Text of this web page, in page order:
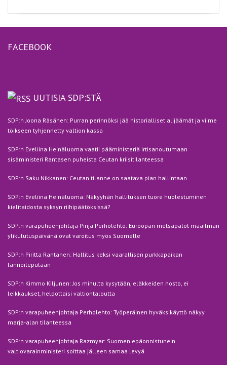
FACEBOOK
UUTISIA SDP:STÄ
SDP:n Joona Räsänen: Purran perinnöksi jää historialliset alijäämät ja viime
töikseen tyhjennetty valtion kassa
SDP:n Eveliina Heinäluoma vaatii pääministeriä irtisanoutumaan
sisäministeri Rantasen puheista Ceutan kriisitilanteessa
SDP:n Saku Nikkanen: Ceutan tilanne on saatava pian hallintaan
SDP:n Eveliina Heinäluoma: Näkyyhän hallituksen tuore huolestuminen
kielitaidosta syksyn riihipäätöksissä?
SDP:n varapuheenjohtaja Pinja Perholehto: Euroopan metsäpalot maailman
ylikulutuspäivänä ovat varoitus myös Suomelle
SDP:n Piritta Rantanen: Hallitus keksi vaarallisen purkkapaikan
lannoitepulaan
SDP:n Kimmo Kiljunen: Jos minulta kysytään, eläkkeiden nosto, ei
leikkaukset, helpottaisi valtiontaloutta
SDP:n varapuheenjohtaja Perholehto: Työperäinen hyväksikäyttö näkyy
marja-alan tilanteessa
SDP:n varapuheenjohtaja Razmyar: Suomen epäonnistunein
valtiovarainministeri soittaa jälleen samaa levyä